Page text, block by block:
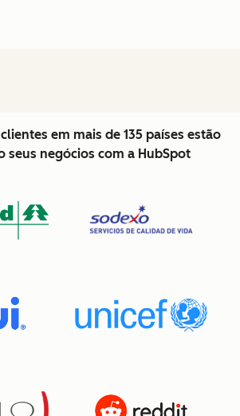
em mais de 135 países estão
seus negócios com a HubSpot